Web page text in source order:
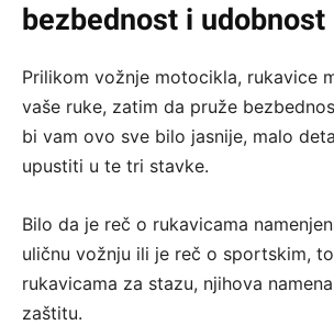
bezbednost i udobnost
Prilikom vožnje motocikla, rukavice
vaše ruke, zatim da pruže
bi vam ovo sve bilo jasnije, malo
upustiti u te tri stavke.
Bilo da je reč o rukavicama
uličnu vožnju ili je reč o sportskim,
rukavicama za stazu, njihova
zaštitu.